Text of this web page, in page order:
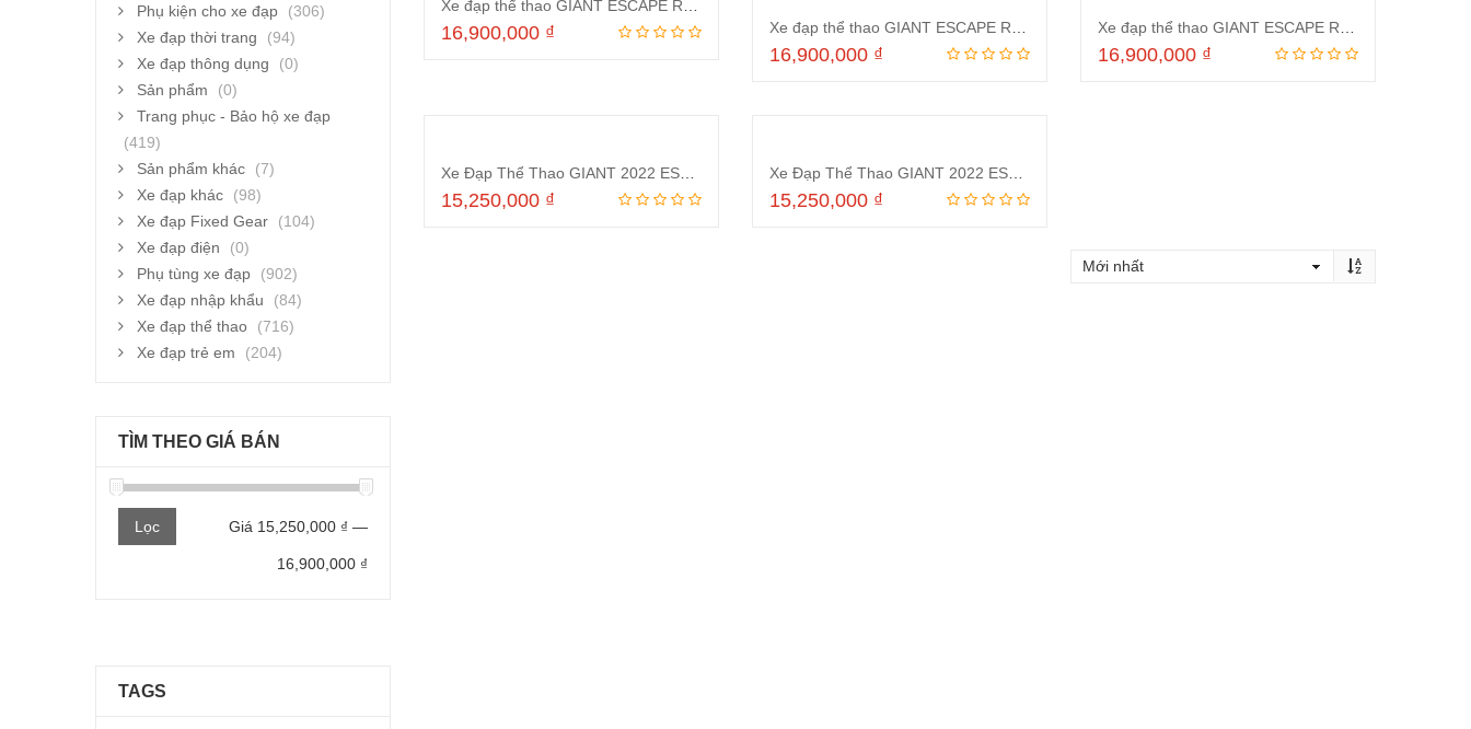
16,900,000 ₫
16,900,000 ₫ 16,900,000 ₫
15,250,000 ₫
Xe Đạp Thể Thao GIANT 2022 ESCAPE RX 2 D Đen
15,250,000 ₫
Phụ kiện cho xe đạp
(306)
Xe đạp thời trang
(94)
Xe đạp thông dụng
(0)
Sản phẩm
(0)
Trang phục - Bảo hộ xe đạp
(419)
Sản phẩm khác
(7)
Xe đạp khác
(98)
Xe đạp Fixed Gear
(104)
Xe đạp điện
(0)
Phụ tùng xe đạp
(902)
Xe đạp nhập khẩu
(84)
Xe đạp thể thao
(716)
Xe đạp trẻ em
(204)
TÌM THEO GIÁ BÁN
Giá
Giá
Lọc Giá 15,250,000 ₫ —
16,900,000 ₫
TAGS